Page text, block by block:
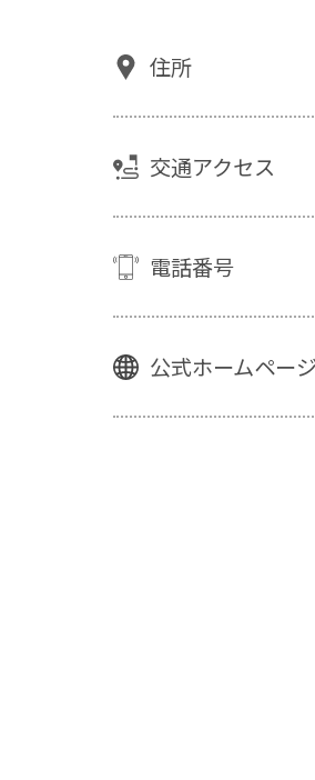
住所
交通アクセス
電話番号
公式ホームページ